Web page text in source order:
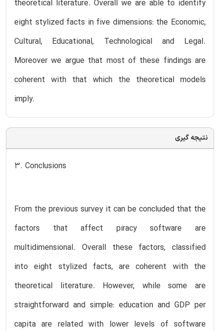
theoretical literature. Overall we are able to identify
eight stylized facts in five dimensions: the Economic,
Cultural, Educational, Technological and Legal.
Moreover we argue that most of these findings are
coherent with that which the theoretical models
imply.
نتیجه گیری
3. Conclusions
From the previous survey it can be concluded that the
factors that affect piracy software are
multidimensional. Overall these factors, classified
into eight stylized facts, are coherent with the
theoretical literature. However, while some are
straightforward and simple: education and GDP per
capita are related with lower levels of software